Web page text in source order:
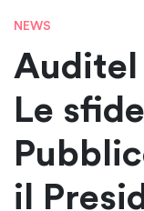
NEWS
Auditel
Le
il